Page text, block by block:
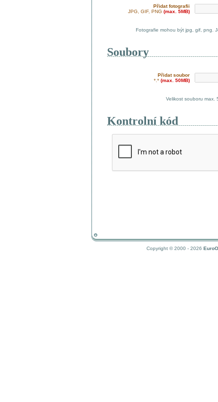
Přidat fotografii
JPG, GIF, PNG (max. 5MB)
Fotografie mohou být jpg, gif, png.
Soubory
Přidat soubor
*.* (max. 50MB)
Velikost souboru max.
Kontrolní kód
Copyright © 2000 - 2026